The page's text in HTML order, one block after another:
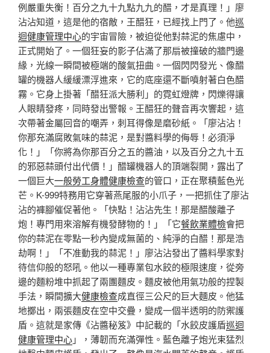
例嚴重失衡！百分之九十九點九九的醋，才是真理！」廖
沾沾知道，這是他的宿敵，王醋狂，已經找上門了。他巡
迴健康管理中心的宇宙冒險，被迫從他對蒜泥的焦慮中，
正式開始了。一個狂妄的影子佔滿了那扇被撞破的牆門邊
緣，光線一瞬間被極端的酸氣扭曲。一個閃閃發光、像醋
罐的機器人緩緩漂浮進來，它的底座還不斷噴射著白色醋
霧。它身上掛著「醋狂派大勝利」的霓虹燈牌，閃爍得讓
人眼睛發疼，同時發出警報。王醋狂的聲音再次響起，這
次帶著金屬回音的嘲弄，刺耳得像是磨砂紙。「廖沾沾！
你那充滿腐敗氣味的蒜泥，是對醬料學的侮辱！必須淨
化！」「你將為你那百分之五的醬油，以及百分之九十五
的邪惡蒜頭付出代價！」醋罐機器人的頂端裂開，露出了
一個巨大一般勞工身體健康檢查的管口，正在聚積藍色光
芒。K-999特務用它穿著燕尾服的小爪子，一把抓住了廖沾
沾的褲腳催促著他。「快點！沾沾先生！那是醋酸離子
炮！專門用來溶解有機發酵物的！」「它餐飲業體檢會把
你的蒜泥在零點一秒內變成無菌的、純淨的白醋！那是浩
劫啊！」「不准動我的蒜泥！」廖沾沾發出了醬料學家對
待信仰般的怒吼。他以一種專業包水餃的極限速度，從旁
邊的麵粉堆中抓起了兩團麵皮。麵皮被他用氣功般的捏製
手法，瞬間擴大健康檢查成直徑三公尺的巨大麵皮。他猛
地擲出，兩張麵皮在空中交疊，變成一個半透明的防禦護
盾。這就是家傳《沾醬秘笈》中記載的「水餃皮護盾巡迴
健康管理中心」，薄韌而充滿彈性。藍色離子炮光束猛烈